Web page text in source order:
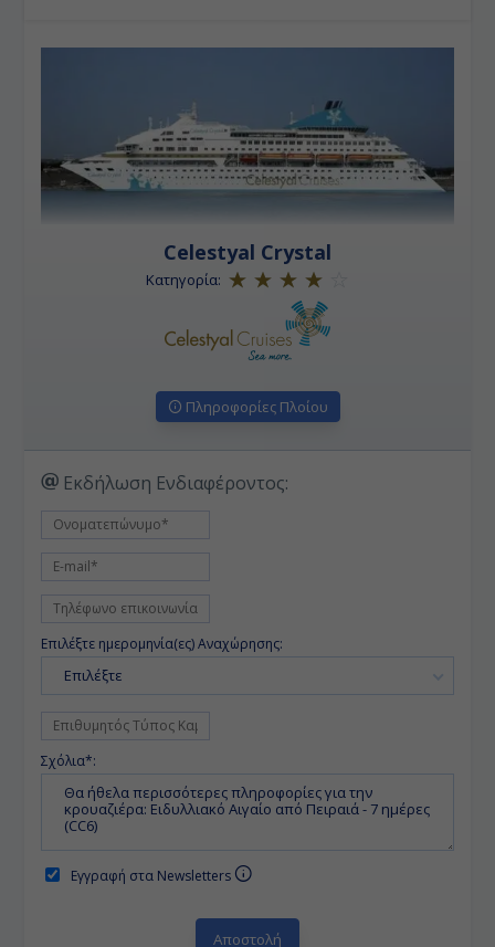
Celestyal Crystal
Κατηγορία:
Πληροφορίες Πλοίου
Εκδήλωση Ενδιαφέροντος:
Επιλέξτε ημερομηνία(ες) Αναχώρησης:
Επιλέξτε
Σχόλια*:
Εγγραφή στα Newsletters